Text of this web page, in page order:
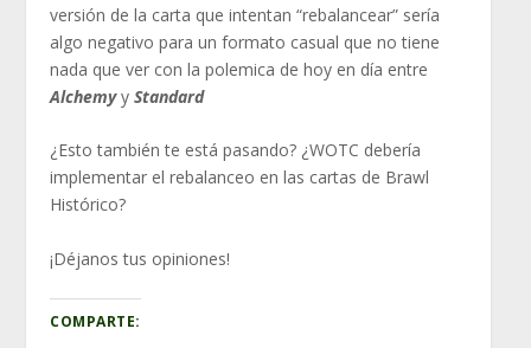
versión de la carta que intentan “rebalancear” sería
algo negativo para un formato casual que no tiene
nada que ver con la polemica de hoy en día entre
AlchemyyStandard
¿Esto también te está pasando? ¿WOTC debería
implementar el rebalanceo en las cartas de Brawl
Histórico?
¡Déjanos tus opiniones!
COMPARTE: